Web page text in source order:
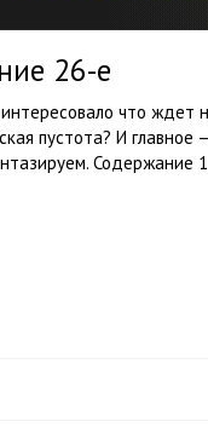
26-е
интересовало что
пустота? И
Содержание